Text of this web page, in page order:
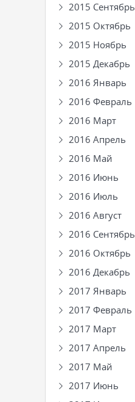
2015 Сентябрь
2015 Октябрь
2015 Ноябрь
2015 Декабрь
2016 Январь
2016 Февраль
2016 Март
2016 Апрель
2016 Май
2016 Июнь
2016 Июль
2016 Август
2016 Сентябрь
2016 Октябрь
2016 Декабрь
2017 Январь
2017 Февраль
2017 Март
2017 Апрель
2017 Май
2017 Июнь